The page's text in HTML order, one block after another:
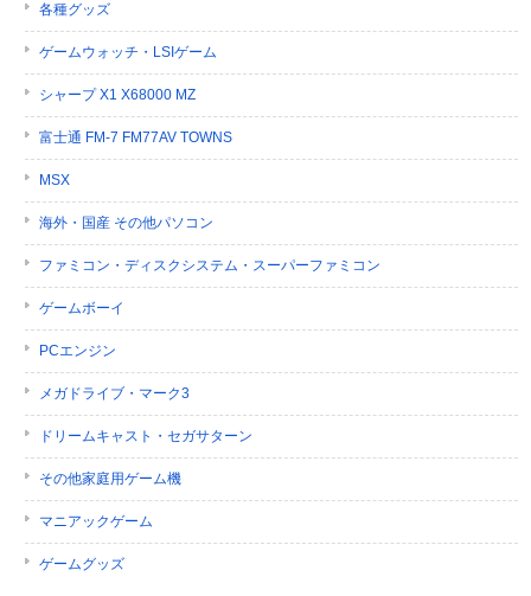
各種グッズ
ゲームウォッチ・LSIゲーム
シャープ X1 X68000 MZ
富士通 FM-7 FM77AV TOWNS
MSX
海外・国産 その他パソコン
ファミコン・ディスクシステム・スーパーファミコン
ゲームボーイ
PCエンジン
メガドライブ・マーク3
ドリームキャスト・セガサターン
その他家庭用ゲーム機
マニアックゲーム
ゲームグッズ